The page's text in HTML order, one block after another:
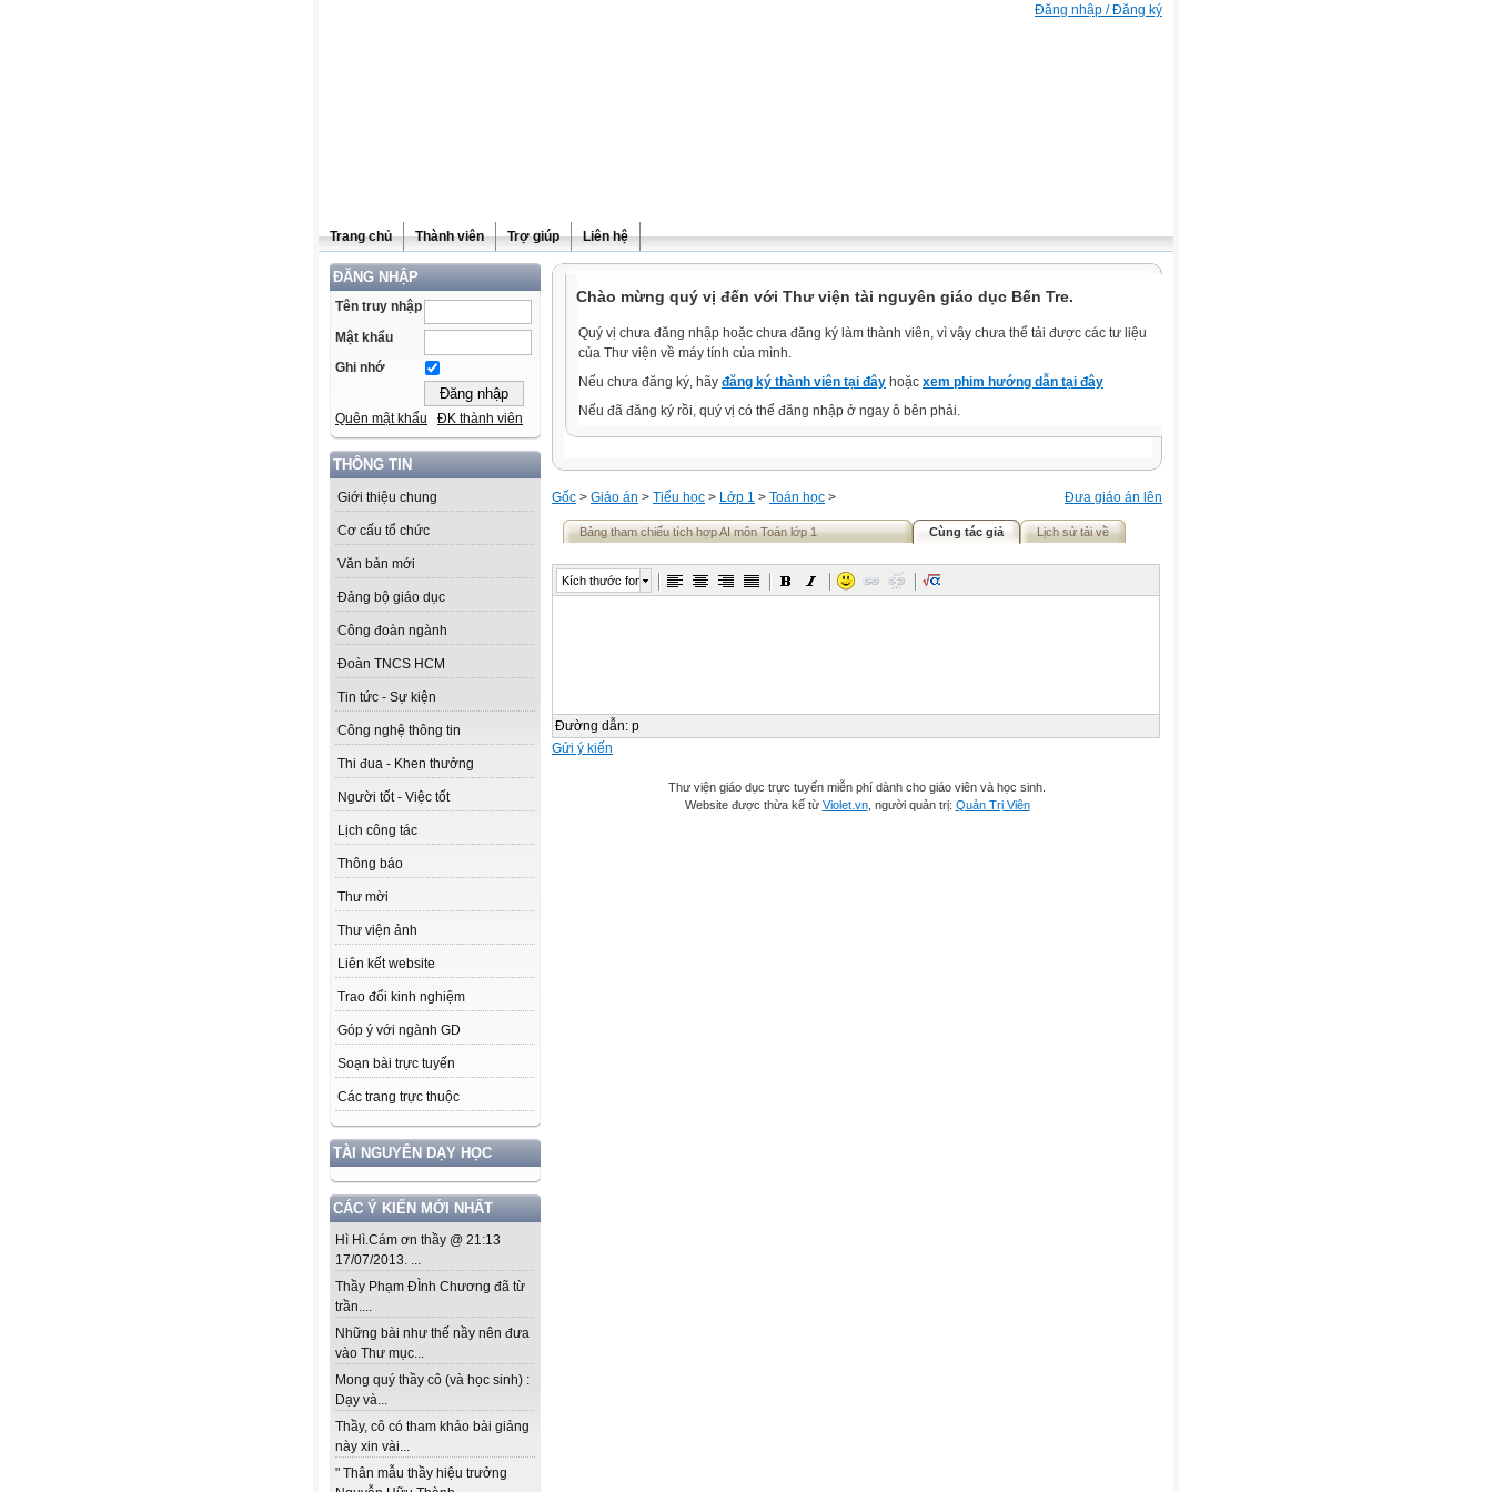
Đăng nhập / Đăng ký
Trang chủ Thành viên Trợ giúp Liên hệ
ĐĂNG NHẬP
Tên truy nhập
Mật khẩu
Ghi nhớ
Quên mật khẩu ĐK thành viên
THÔNG TIN
Giới thiệu chung
Cơ cấu tổ chức
Văn bản mới
Đảng bộ giáo dục
Công đoàn ngành
Đoàn TNCS HCM
Tin tức - Sự kiện
Công nghệ thông tin
Thi đua - Khen thưởng
Người tốt - Việc tốt
Lịch công tác
Thông báo
Thư mời
Thư viện ảnh
Liên kết website
Trao đổi kinh nghiệm
Góp ý với ngành GD
Soạn bài trực tuyến
Các trang trực thuộc
TÀI NGUYÊN DẠY HỌC
CÁC Ý KIẾN MỚI NHẤT
Hì Hì.Cám ơn thầy @ 21:13
17/07/2013. ...
Thầy Phạm ĐÌnh Chương đã từ
trần....
Những bài như thế nầy nên đưa
vào Thư mục...
Mong quý thầy cô (và học sinh) :
Dạy và...
Thầy, cô có tham khảo bài giảng
này xin vài...
" Thân mẫu thầy hiệu trưởng
Chào mừng quý vị đến với Thư viện tài nguyên giáo dục Bến Tre.
Quý vị chưa đăng nhập hoặc chưa đăng ký làm thành viên, vì vậy chưa thể tải được các tư liệu
của Thư viện về máy tính của mình.
Nếu chưa đăng ký, hãy đăng ký thành viên tại đây hoặc xem phim hướng dẫn tại đây
Nếu đã đăng ký rồi, quý vị có thể đăng nhập ở ngay ô bên phải.
Đưa giáo án lên
Gốc > Giáo án > Tiểu học > Lớp 1 > Toán học >
Bảng tham chiếu tích hợp AI môn Toán lớp 1 Cùng tác giả Lịch sử tải về
Kích thước font
Đường dẫn: p
Gửi ý kiến
Thư viện giáo dục trực tuyến miễn phí dành cho giáo viên và học sinh.
Website được thừa kế từ Violet.vn, người quản trị: Quản Trị Viên